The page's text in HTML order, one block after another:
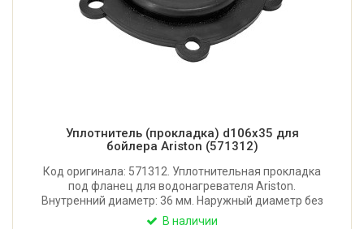
Уплотнитель (прокладка) d106x35 для
бойлера Ariston (571312)
Код оригинала: 571312. Уплотнительная прокладка
под фланец для водонагревателя Ariston.
Внутренний диаметр: 36 мм. Наружный диаметр без
болтов: 106 мм. Высота: 4/16 мм. Количество
В наличии